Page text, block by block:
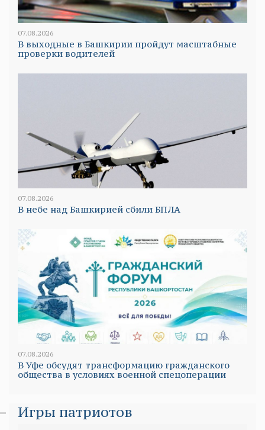
07.08.2026
В выходные в Башкирии пройдут масштабные
проверки водителей
07.08.2026
В небе над Башкирией сбили БПЛА
07.08.2026
В Уфе обсудят трансформацию гражданского
общества в условиях военной спецоперации
Игры патриотов